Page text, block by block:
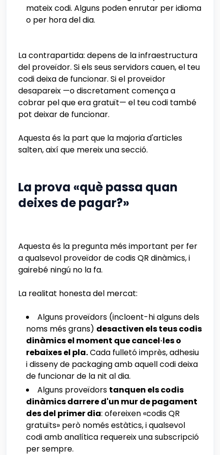
mateix codi. Alguns poden enrutar per idioma
o per hora del dia.
La contrapartida: depens de la infraestructura
del proveïdor. Si els seus servidors cauen, el teu
codi deixa de funcionar. Si el proveïdor
desapareix —o discretament comença a
cobrar pel que era gratuït— el teu codi també
pot deixar de funcionar.
Aquesta és la part que la majoria d'articles
salten, així que mereix una secció.
La prova «què passa quan
deixes de pagar?»
Aquesta és la pregunta més important per fer
a qualsevol proveïdor de codis QR dinàmics, i
gairebé ningú no la fa.
La realitat honesta del mercat:
Alguns proveïdors (incloent-hi alguns dels
noms més grans) desactiven els teus codis
dinàmics el moment que cancel·les o
rebaixes el pla.Cada fulletó imprès, adhesiu
i disseny de packaging amb aquell codi deixa
de funcionar de la nit al dia.
Alguns proveïdors tanquen els codis
dinàmics darrere d'un mur de pagament
des del primer dia: ofereixen «codis QR
gratuïts» però només estàtics, i qualsevol
codi amb analítica requereix una subscripció
per sempre.